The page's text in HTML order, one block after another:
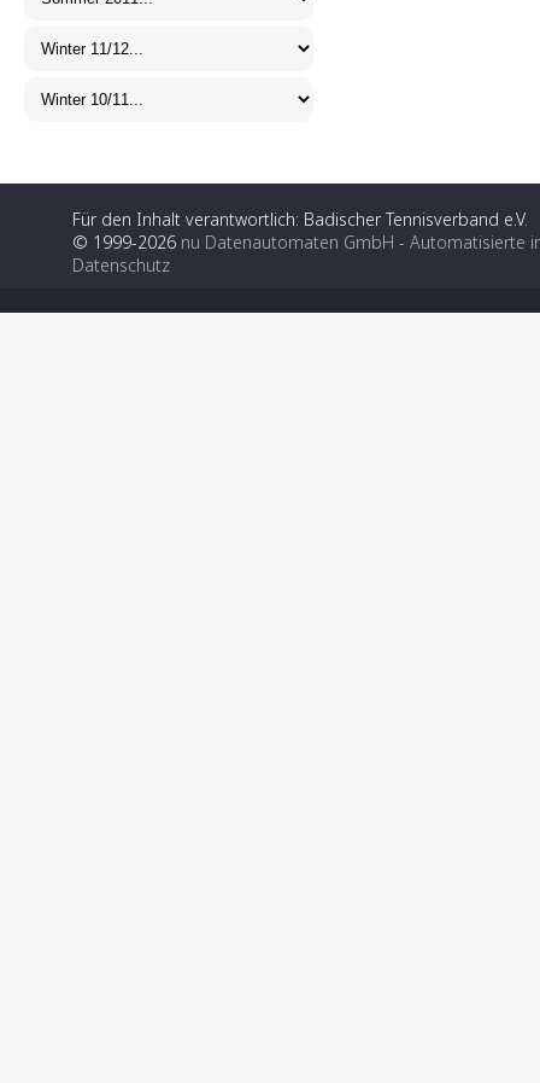
Für den Inhalt verantwortlich: Badischer Tennisverband e.V.
© 1999-2026 nu Datenautomaten GmbH - Automatisierte
Datenschutz